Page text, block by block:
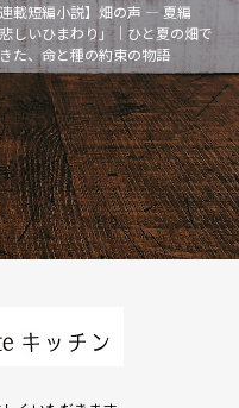
載短編小説】畑の声 — 夏編
しいひまわり」｜ひと夏の畑で
た、命と種の約束の物語